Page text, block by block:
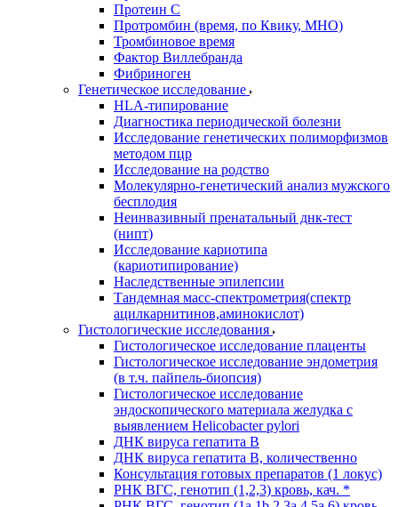
Протеин С
Протромбин (время, по Квику, МНО)
Тромбиновое время
Фактор Виллебранда
Фибриноген
Генетическое исследование
HLA-типирование
Диагностика периодической болезни
Исследование генетических полиморфизмов
методом пцр
Исследование на родство
Молекулярно-генетический анализ мужского
бесплодия
Неинвазивный пренатальный днк-тест
(нипт)
Исследование кариотипа
(кариотипирование)
Наследственные эпилепсии
Тандемная масс-спектрометрия(спектр
ацилкарнитинов,аминокислот)
Гистологические исследования
Гистологическое исследование плаценты
Гистологическое исследование эндометрия
(в т.ч. пайпель-биопсия)
Гистологическое исследование
эндоскопического материала желудка с
выявлением Helicobacter pylori
ДНК вируса гепатита B
ДНК вируса гепатита B, количественно
Консультация готовых препаратов (1 локус)
РНК ВГC, генотип (1,2,3) кровь, кач. *